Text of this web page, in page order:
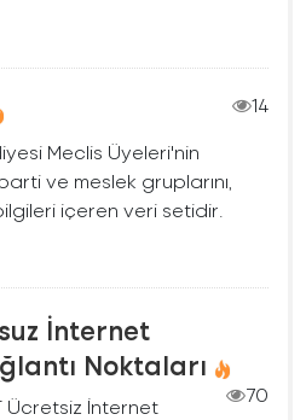
14
Meclis Üyeleri'nin
ve meslek gruplarını,
içeren veri setidir.
İnternet
Noktaları
70
Ücretsiz İnternet